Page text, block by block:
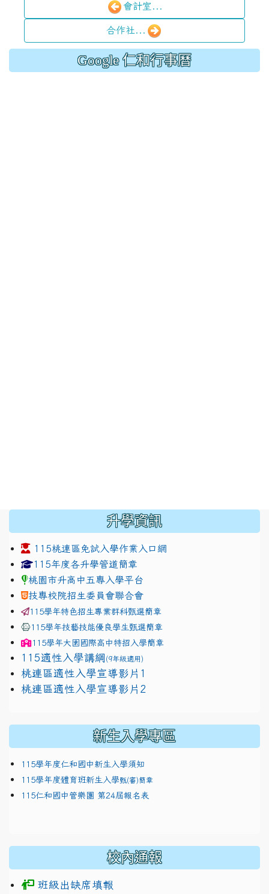
會計室...
合作社...
Google 仁和行事曆
升學資訊
115桃連區免試入學作業入口網
link to https://www.jhjhs.tyc.edu.tw/modules/
115年度各升學管道簡章
桃園市升高中五專入學平台
技專校院招生委員會聯合會
115學年特色招生專業群科甄選簡章
115學年技藝技能優良學生甄選簡章
115學年大園國際高中特招入學簡章
115適性入學講綱 (9年級適用)
link to https://docs.google.com/presentation/d/
桃連區適性入學宣導影片1
link to https://docs.google.com/presentation/d/
桃連區適性入學宣導影片2
新生入學專區
115學年度仁和國中新生入學須知
115學年度體育班新生入學甄(審)簡章
115仁和國中管樂團 第24屆報名表
校內通報
班級出缺席填報